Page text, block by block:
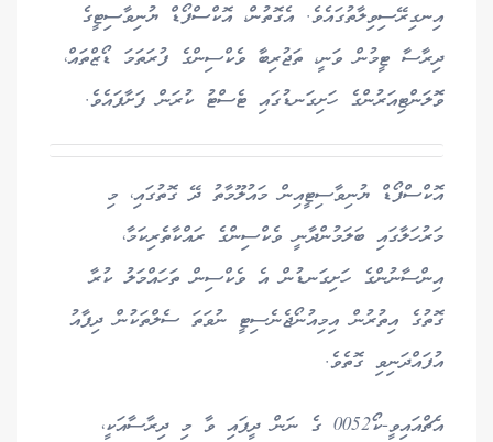
އިނގިރޭސިވިލާތުގައެވެ. އެގޮތުން، އޮކްސްފޯޑް ޔުނިވާސިޓީގެ
ދިރާސާ ޓީމުން ވަނީ، ތަޖުރިބާ ވެކްސިންގެ ފުރަތަމަ ޑޯޒްތައް،
ވޮލަންޓިއަރުންގެ ހަށިގަނޑުގައި ޓެސްޓު ކުރަން ފަށާފައެވެ.
އޮކްސްފޯޑް ޔުނިވާސިޓީއިން މައުލޫމާތު ދޭ ގޮތުގައި، މި
މަރުހަލާގައި ބަލަމުންދާނީ ވެކްސިންގެ ރައްކާތެރިކަމާ،
އިންސާނުންގެ ހަށިގަނޑުން އެ ވެކްސިން ތަހައްމަލު ކުރާ
ގޮތުގެ އިތުރުން އިމިއުނޯޖެނެސިޓީ ނުވަތަ ސެލްތަކުން ދިފާއު
އުފައްދަނިވި ގޮތެވެ.
އެޗްއައިވީ-ކޯ0052 ގެ ނަން ދީފައި ވާ މި ދިރާސާއަކީ،